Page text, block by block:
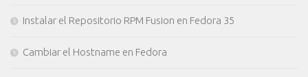
Instalar el Repositorio RPM Fusion en Fedora 35
Cambiar el Hostname en Fedora